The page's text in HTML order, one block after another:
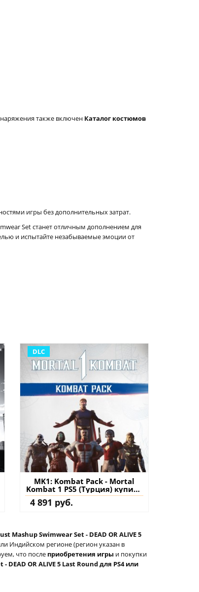
также включен Каталог костюмов
игры без дополнительных затрат.
Set станет отличным дополнением для
и испытайте незабываемые эмоции от
DLC
MK1: Kombat Pack - Mortal
Kombat 1 PS5 (Турция) купить
дополнение на аккаунт
4 891 руб.
Mashup Swimwear Set - DEAD OR ALIVE 5
Индийском регионе (регион указан в
что после приобретения игры и покупки
DEAD OR ALIVE 5 Last Round для PS4 или